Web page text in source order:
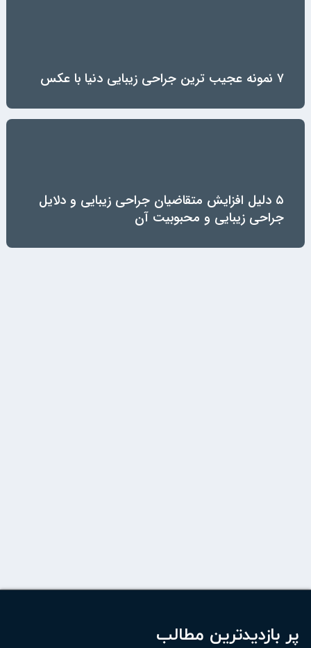
۷ نمونه عجیب ترین جراحی زیبایی دنیا با عکس
۵ دلیل افزایش متقاضیان جراحی زیبایی و دلایل
جراحی زیبایی و محبوبیت آن
پر بازدیدترین مطالب